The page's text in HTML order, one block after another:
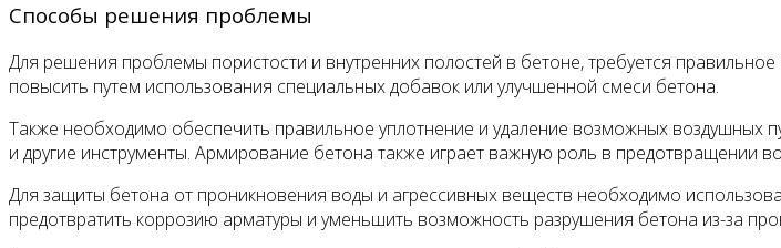
Способы решения проблемы
Для решения проблемы пористости и внутренних полостей в бетоне, требуется
повысить путем использования специальных добавок или улучшенной смеси бетона.
Также необходимо обеспечить правильное уплотнение и удаление возможных воздушных
и другие инструменты. Армирование бетона также играет важную роль в предотвращении
Для защиты бетона от проникновения воды и агрессивных веществ необходимо
предотвратить коррозию арматуры и уменьшить возможность разрушения бетона из-за